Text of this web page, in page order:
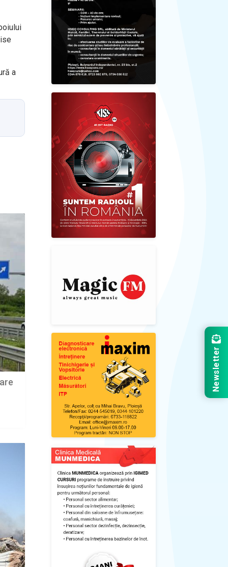
a
Newsletter